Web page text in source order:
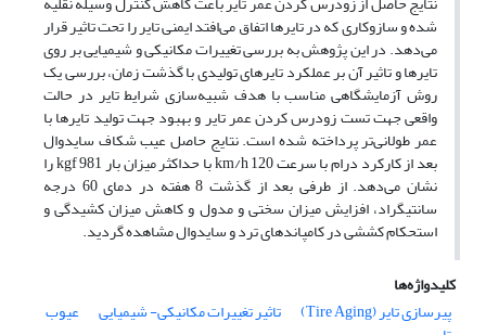
شده و سازوکاری که در تایرها اتفاق می‌افتد ایمنی تایر را تحت تاثیر قرار
می‌دهد. در این پژوهش به بررسی تغییرات مکانیکی و شیمیایی بر روی
تایرها و تاثیر آن بر عملکرد تایرهای تولیدی با گذشت زمان، بررسی یک
روش آزمایشگاهی مناسب با هدف شبیه‌سازی شرایط تایر در حالت
واقعی جهت تست زودرس کردن عمر تایر و بهبود جهت تولید تایرها با
عمر طولانی‌تر پرداخته شده است. نتایج حاصل عیب شکاف سایدوال
بعد از کارکرد درام با سرعت km/h 120 با حداکثر میزان بار kgf 981 را
نشان می‌دهد. از طرفی بعد از گذشت 8 هفته در دمای 60 درجه
سانتیگراد، افزایش میزان سختی و مدول و کاهش میزان کشیدگی و
استحکام کششی در کامپاندهای ترد و سایدوال مشاهده گردید.
کلیدواژه‌ها
پیرسازی تایر (Tire Aging)
تاثیر تغییرات مکانیکی- شیمیایی عیوب